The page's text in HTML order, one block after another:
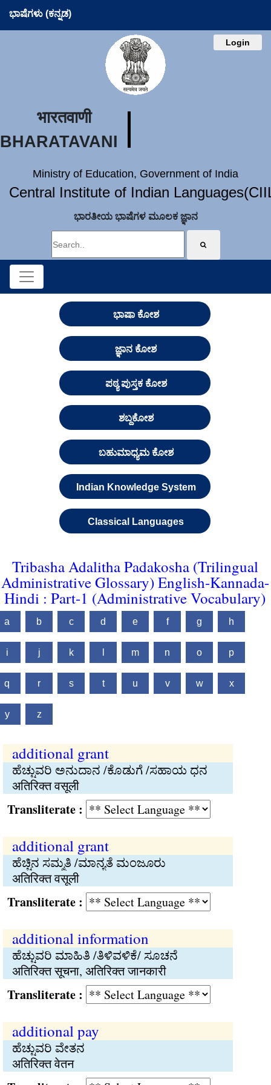
ಭಾಷೆಗಳು (ಕನ್ನಡ)
Login
भारतवाणी
BHARATAVANI
Ministry of Education, Government of India
Central Institute of Indian
ಭಾರತೀಯ ಭಾಷೆಗಳ ಮೂಲಕ ಜ್ಞಾನ
ಭಾಷಾ ಕೋಶ
ಜ್ಞಾನ ಕೋಶ
ಪಠ್ಯ ಪುಸ್ತಕ ಕೋಶ
ಶಬ್ದಕೋಶ
ಬಹುಮಾಧ್ಯಮ ಕೋಶ
Indian Knowledge System
Classical Languages
Tribasha Adalitha Padakosha (Trilingual
Administrative Glossary) English-Kannada-
Hindi : Part-1 (Administrative Vocabulary)
a b c d e f g h
i j k m n o p
q r s t u v w x
y z
additional grant
ಹೆಚ್ಚುವರಿ ಅನುದಾನ /ಕೊಡುಗೆ /ಸಹಾಯ ಧನ
अतिरिक्त वसूली
:
additional grant
ಹೆಚ್ಚಿನ ಸಮ್ಮತಿ /ಮಾನ್ಯತೆ ಮಂಜೂರು
अतिरिक्त वसूली
:
additional information
ಹೆಚ್ಚುವರಿ ಮಾಹಿತಿ /ತಿಳಿವಳಿಕೆ/ ಸೂಚನೆ
अतिरिक्त सूचना, अतिरिक्त जानकारी
:
additional pay
ಹೆಚ್ಚುವರಿ ವೇತನ
अतिरिक्त वेतन